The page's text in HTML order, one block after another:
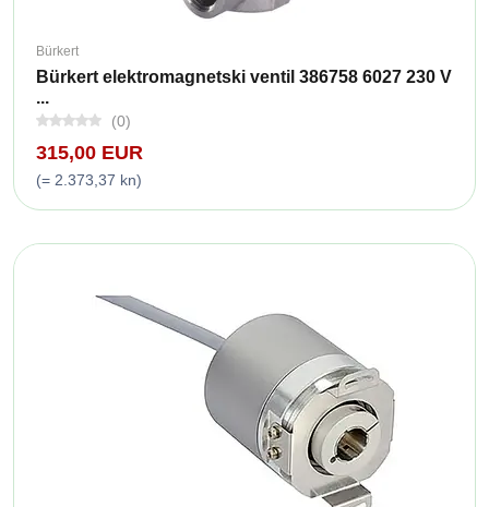
Bürkert
Bürkert elektromagnetski ventil 386758 6027 230 V
...
(0)
315,00 EUR
(= 2.373,37 kn)